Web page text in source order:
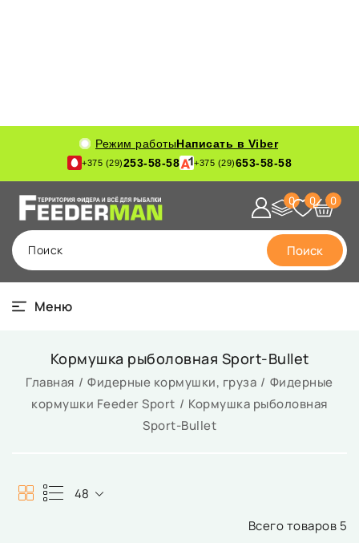
Режим работыНаписать в Viber
+375 (29)253-58-58 +375 (29)653-58-58
Поиск Поиск
0 0 0
Меню
Кормушка рыболовная Sport-Bullet
Главная Фидерные кормушки, груза
Фидерные
кормушки Feeder Sport
Кормушка рыболовная
Sport-Bullet
Всего товаров 5
48